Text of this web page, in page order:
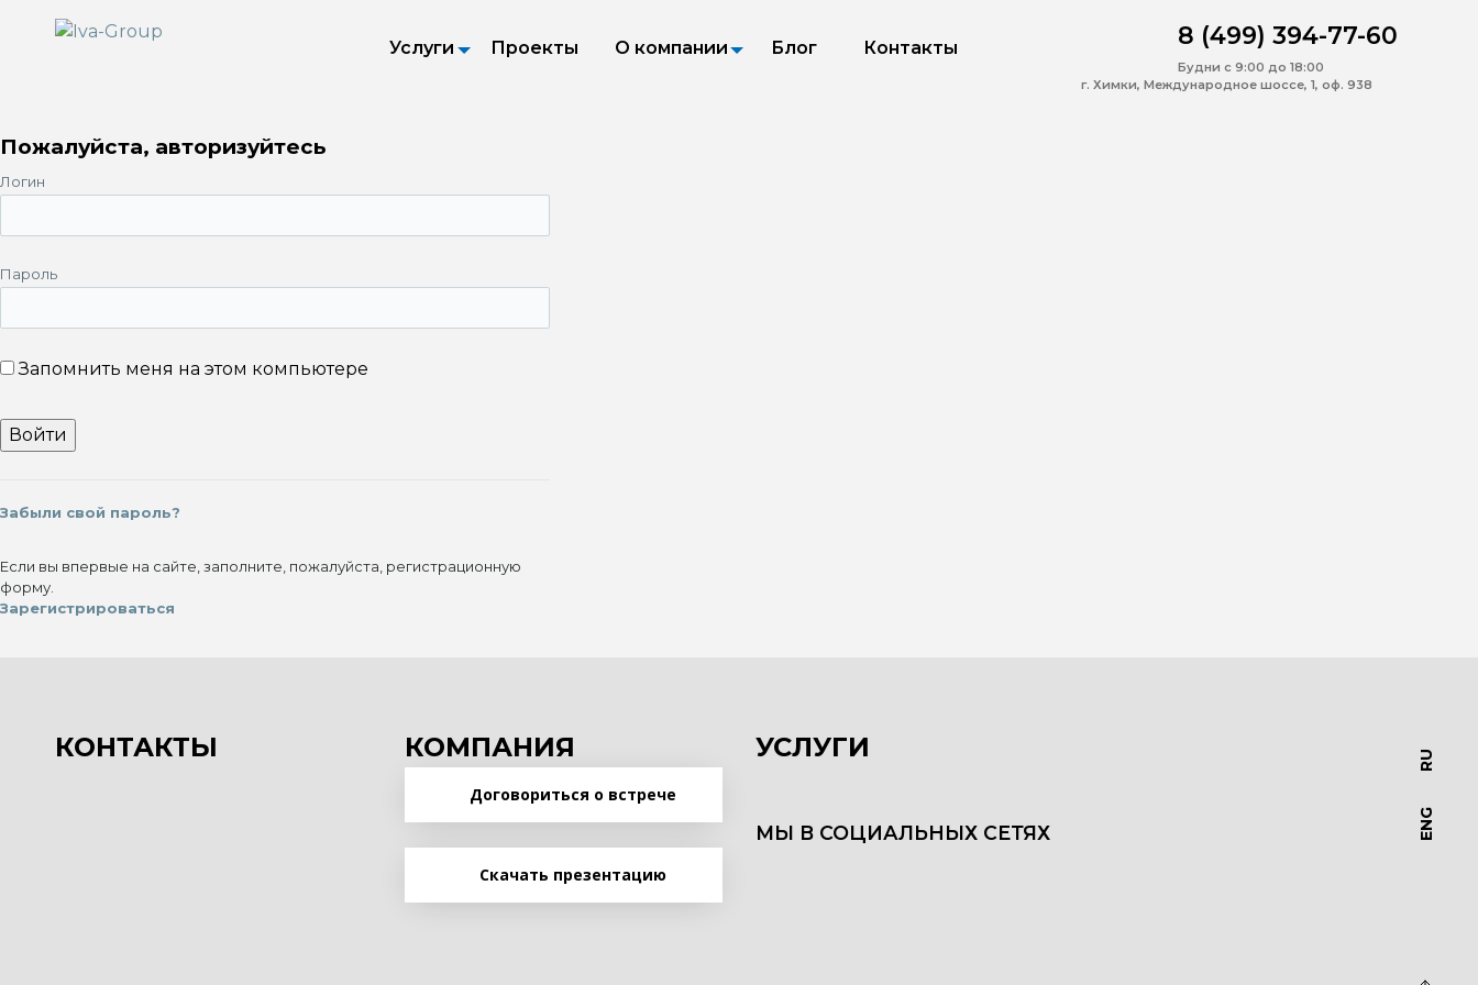
Услуги Проекты О компании Блог Контакты 8 (499) 394-77-60
Будни с 9:00 до 18:00
г. Химки, Международное шоссе, 1, оф. 938
Пожалуйста, авторизуйтесь
Логин
Пароль
Запомнить меня на этом компьютере
Забыли свой пароль?
Если вы впервые на сайте, заполните, пожалуйста, регистрационную
форму.
Зарегистрироваться
КОНТАКТЫ КОМПАНИЯ
Договориться о встрече
Скачать презентацию
УСЛУГИ
МЫ В СОЦИАЛЬНЫХ СЕТЯХ ENG
RU